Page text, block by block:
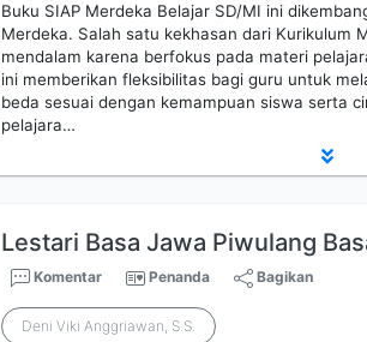
Buku SIAP Merdeka Belajar SD/MI ini
Merdeka. Salah satu kekhasan dari Kurikulum
mendalam karena berfokus pada materi
ini memberikan fleksibilitas bagi guru untuk
beda sesuai dengan kemampuan siswa serta
pelajara…
Lestari Basa Jawa Piwulang
Komentar Penanda Bagikan
Deni Viki Anggriawan, S.S.